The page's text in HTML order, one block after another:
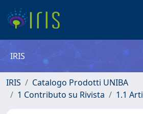
IRIS
IRIS
Catalogo Prodotti UNIBA
1 Contributo su Rivista
1.1